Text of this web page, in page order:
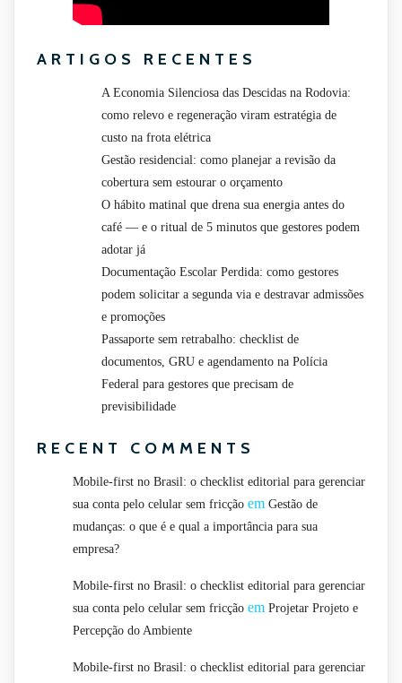
ARTIGOS RECENTES
A Economia Silenciosa das Descidas na Rodovia:
como relevo e regeneração viram estratégia de
custo na frota elétrica
Gestão residencial: como planejar a revisão da
cobertura sem estourar o orçamento
O hábito matinal que drena sua energia antes do
café — e o ritual de 5 minutos que gestores podem
adotar já
Documentação Escolar Perdida: como gestores
podem solicitar a segunda via e destravar admissões
e promoções
Passaporte sem retrabalho: checklist de
documentos, GRU e agendamento na Polícia
Federal para gestores que precisam de
previsibilidade
RECENT COMMENTS
Mobile-first no Brasil: o checklist editorial para gerenciar
sua conta pelo celular sem fricção em Gestão de
mudanças: o que é e qual a importância para sua
empresa?
Mobile-first no Brasil: o checklist editorial para gerenciar
sua conta pelo celular sem fricção em Projetar Projeto e
Percepção do Ambiente
Mobile-first no Brasil: o checklist editorial para gerenciar